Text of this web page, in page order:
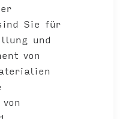
Sie für
und
von